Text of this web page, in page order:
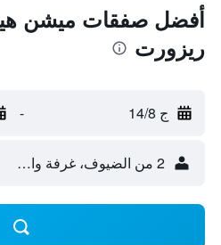
أفضل صفقات ميشن
ريزورت
ج 14/8 -
2 من الضيوف، غرفة واحدة